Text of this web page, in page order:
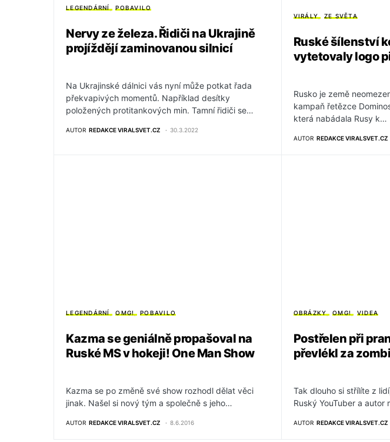
LEGENDÁRNÍ POBAVILO
Nervy ze železa. Řidiči na Ukrajině
projíždějí zaminovanou silnicí
Na Ukrajinské dálnici vás nyní může potkat řada
překvapivých momentů. Například desítky
položených protitankových min. Tamní řidiči se…
AUTOR REDAKCE VIRALSVET.CZ 30.3.2022
VIRÁLY ZE SVĚTA
Ruské šílenství
vytetovaly logo
Rusko je země
kampaň řetězce
která nabádala Rusy k…
AUTOR REDAKCE VIRALSVET.CZ
LEGENDÁRNÍ OMG! POBAVILO
Kazma se geniálně propašoval na
Ruské MS v hokeji! One Man Show
Kazma se po změně své show rozhodl dělat věci
jinak. Našel si nový tým a společně s jeho…
AUTOR REDAKCE VIRALSVET.CZ 8.6.2016
OBRÁZKY OMG! VIDEA
Postřelen při
převlékl za
Tak dlouho si střílíte z
Ruský YouTuber a autor
AUTOR REDAKCE VIRALSVET.CZ